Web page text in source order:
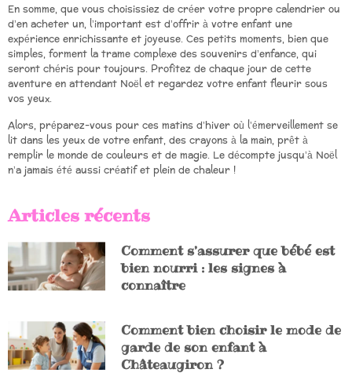
En somme, que vous choisissiez de créer votre propre calendrier ou
d’en acheter un, l’important est d’offrir à votre enfant une
expérience enrichissante et joyeuse. Ces petits moments, bien que
simples, forment la trame complexe des souvenirs d’enfance, qui
seront chéris pour toujours. Profitez de chaque jour de cette
aventure en attendant Noël et regardez votre enfant fleurir sous
vos yeux.
Alors, préparez-vous pour ces matins d’hiver où l’émerveillement se
lit dans les yeux de votre enfant, des crayons à la main, prêt à
remplir le monde de couleurs et de magie. Le décompte jusqu’à Noël
n’a jamais été aussi créatif et plein de chaleur !
Articles récents
Comment s’assurer que bébé est
bien nourri : les signes à
connaître
Comment bien choisir le mode de
garde de son enfant à
Châteaugiron ?